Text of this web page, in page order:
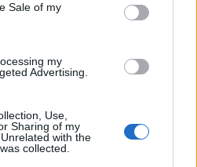
Sale of my
my
Advertising.
Use,
Sharing of my
with the
collected.
Squalificato 0 - 0%
Inutilizzato 6 - 20